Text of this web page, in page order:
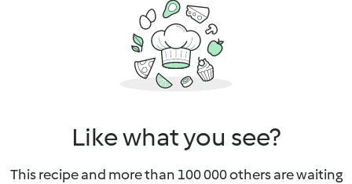
Like what you see?
This recipe and more than 100 000 others are waiting